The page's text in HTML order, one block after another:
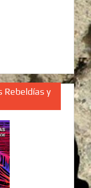
Rebeldías y